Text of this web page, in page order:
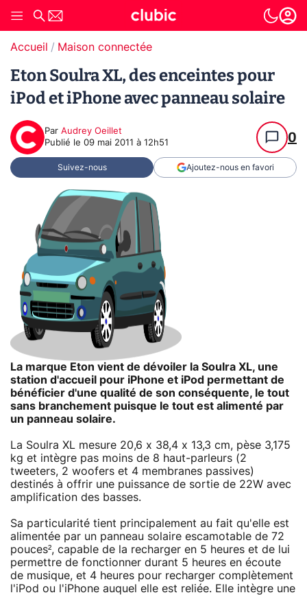
Accueil Maison connectée
Eton Soulra XL, des enceintes pour
iPod et iPhone avec panneau solaire
Par Audrey Oeillet
Publié le 09 mai 2011 à 12h51 0
Suivez-nous Ajoutez-nous en favori
La marque Eton vient de dévoiler la Soulra XL, une
station d'accueil pour iPhone et iPod permettant de
bénéficier d'une qualité de son conséquente, le tout
sans branchement puisque le tout est alimenté par
un panneau solaire.
La Soulra XL mesure 20,6 x 38,4 x 13,3 cm, pèse 3,175
kg et intègre pas moins de 8 haut-parleurs (2
tweeters, 2 woofers et 4 membranes passives)
destinés à offrir une puissance de sortie de 22W avec
amplification des basses.
Sa particularité tient principalement au fait qu'elle est
alimentée par un panneau solaire escamotable de 72
pouces², capable de la recharger en 5 heures et de lui
permettre de fonctionner durant 5 heures en écoute
de musique, et 4 heures pour recharger complètement
l'iPod ou l'iPhone auquel elle est reliée. Elle intègre une